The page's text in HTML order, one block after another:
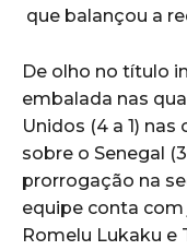
que balançou a
De olho no título
embalada nas
Unidos (4 a 1)
sobre o Senegal
prorrogação na
equipe conta
Romelu Lukaku e